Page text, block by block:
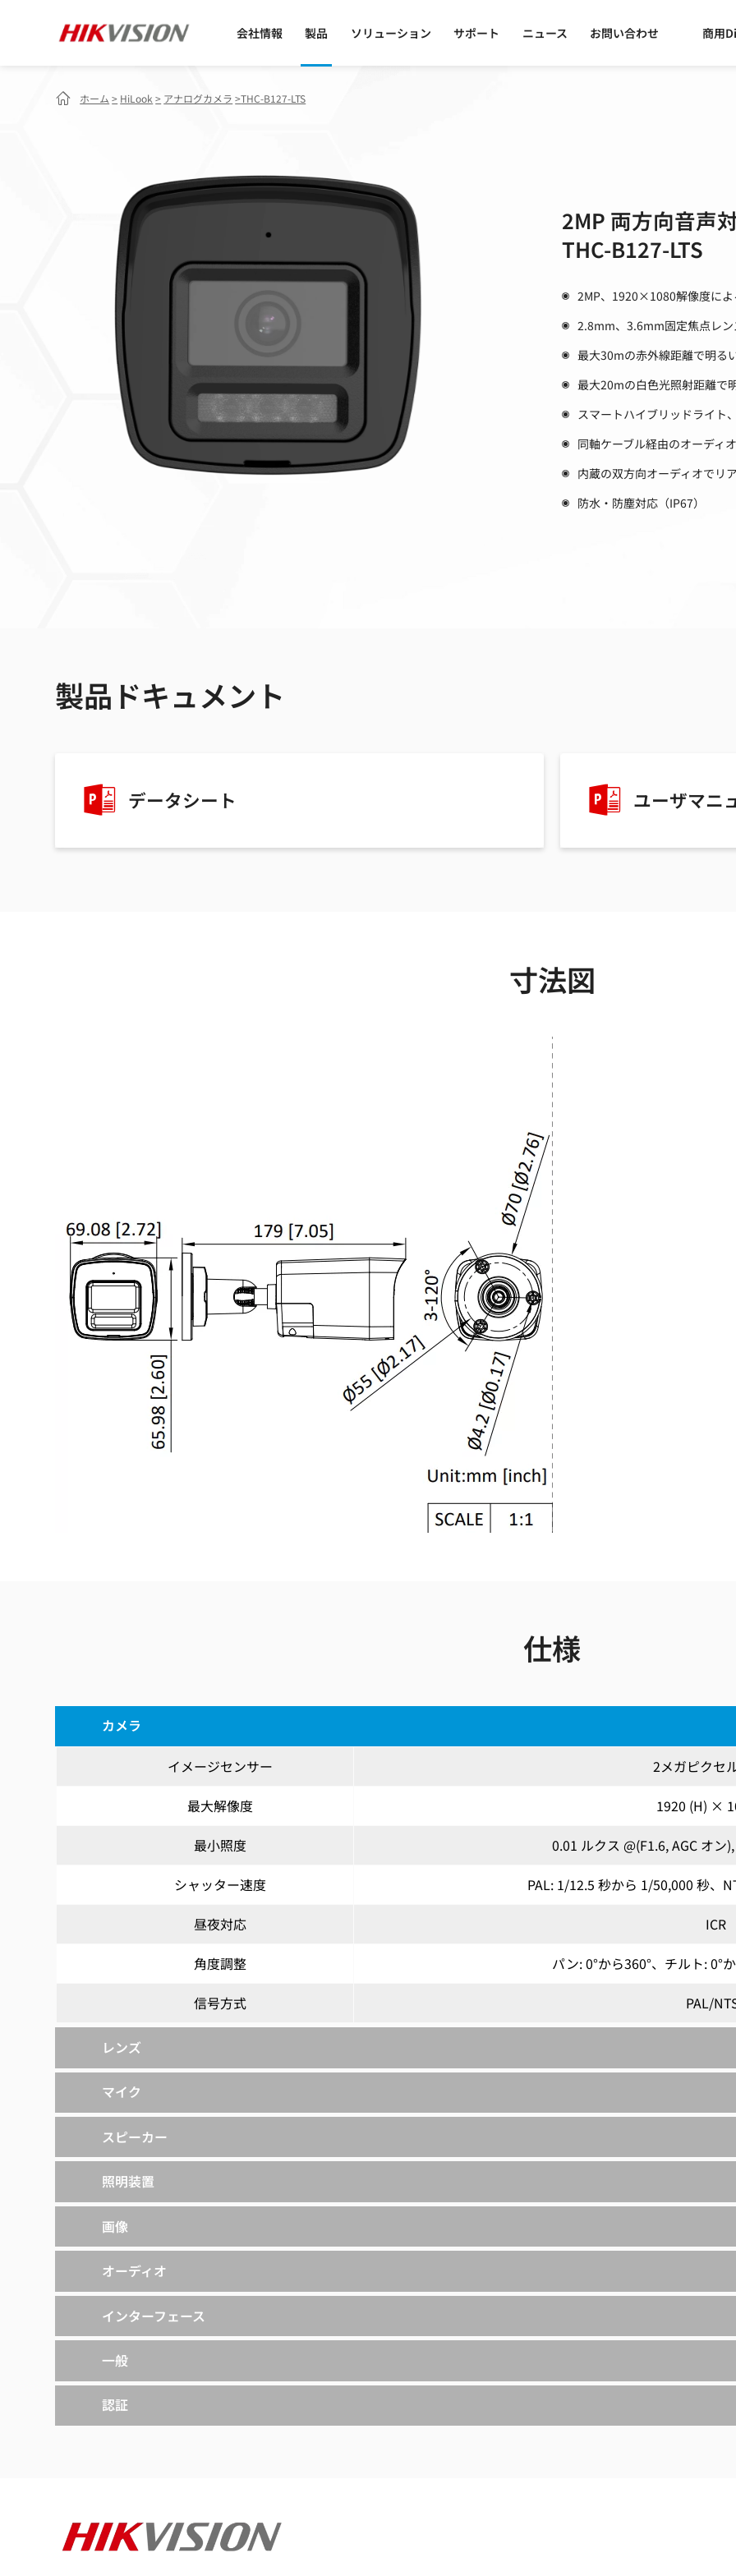
会社情報 製品 ソリューション サポート ニュース お問い合わせ 商用
ホーム > HiLook > アナログカメラ >THC-B127-LTS
2MP 両方向音声
THC-B127-LTS
2MP、1920×1080解像度によ
2.8mm、3.6mm固定焦点レン
最大30mの赤外線距離で明る
最大20mの白色光照射距離で
スマートハイブリッドライト
同軸ケーブル経由のオーディ
内蔵の双方向オーディオでリ
防水・防塵対応（IP67）
製品ドキュメント
データシート ユーザマニ
寸法図
仕様
カメラ
イメージセンサー 2メガピクセ
最大解像度 1920 (H) ×
最小照度 0.01 ルクス @(F1.6, AGC オ
シャッター速度 PAL: 1/12.5 秒から 1/50,000 秒、
昼夜対応 ICR
角度調整 パン: 0°から360°、チルト: 0°
信号方式 PAL/
レンズ
マイク
スピーカー
照明装置
画像
オーディオ
インターフェース
一般
認証